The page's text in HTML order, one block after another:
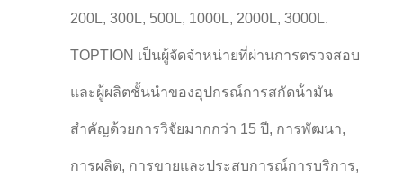
200L, 300L, 500L, 1000L, 2000L, 3000L.
TOPTION เป็นผู้จัดจําหน่ายที่ผ่านการตรวจสอบ
และผู้ผลิตชั้นนําของอุปกรณ์การสกัดน้ํามัน
สําคัญด้วยการวิจัยมากกว่า 15 ปี, การพัฒนา,
การผลิต, การขายและประสบการณ์การบริการ,